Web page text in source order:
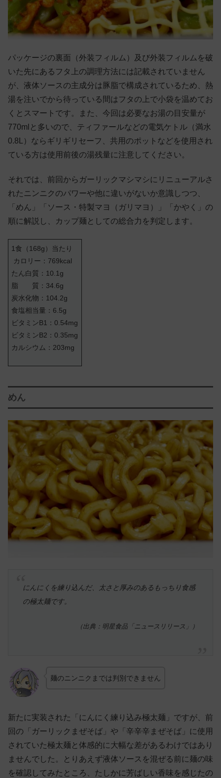
パッケージの裏面（外装フィルム）及び外装フィルムを破
いた先にあるフタ上の調理方法には記載されていません
が、液体ソースの主成分は豚脂で構成されているため、熱
湯を注いでから待っている間はフタの上で小袋を温めてお
くとスマートです。また、今回は必要なお湯の目安量が
770mlと多いので、ティファールなどの電気ケトル（満水
0.8L）ならギリギリセーフ、共用のポットなどを使用され
ている方は使用前後の湯残量に注意してください。
それでは、前回からガーリックマシマシにリニューアルさ
れたニンニクのパワーや他に違いがないか意識しつつ、
「めん」「ソース・特製マヨ（ガリマヨ）」「かやく」の
順に解説し、カップ麺としての総合力を判定します。
1食（168g）当たり
カロリー：769kcal
たん白質：10.1g
脂 質：34.6g
炭水化物：104.2g
食塩相当量：6.5g
ビタミンB1：0.54mg
ビタミンB2：0.35mg
カルシウム：203mg
めん
にんにくを練り込んだ、太さと厚みのあるもっちり食感
の極太麺です。
（出典：明星食品「ニュースリリース」）
麺のニンニクまでは判別できません
新たに実装された「にんにく練り込み極太麺」ですが、前
回の「ガーリックまぜそば」や「辛辛辛まぜそば」に使用
されていた極太麺と体感的に大幅な差があるわけではあり
ませんでした。とりあえず液体ソースを混ぜる前に麺の味
を確認してみたところ、たしかに芳ばしい香味を感じたの